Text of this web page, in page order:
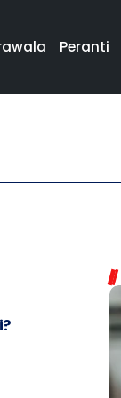
Peranti